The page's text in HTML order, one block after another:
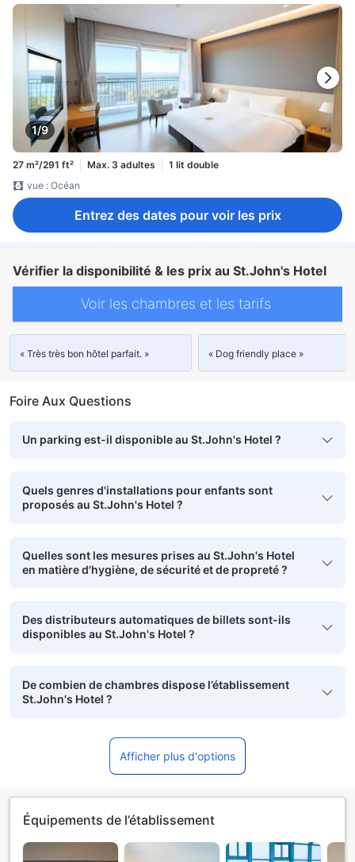
1/9
27 m²/291 ft² Max. 3 adultes
1 lit double
vue : Océan
Entrez des dates pour voir les prix
Vérifier la disponibilité & les prix au St.John's Hotel
Voir les chambres et les tarifs
« Très très bon hôtel parfait. » « Dog friendly place »
Foire Aux Questions
Un parking est-il disponible au St.John's Hotel ?
Quels genres d'installations pour enfants sont
proposés au St.John's Hotel ?
Quelles sont les mesures prises au St.John's Hotel
en matière d'hygiène, de sécurité et de propreté ?
Des distributeurs automatiques de billets sont-ils
disponibles au St.John's Hotel ?
De combien de chambres dispose l’établissement
St.John's Hotel ?
Afficher plus d'options
Équipements de l’établissement